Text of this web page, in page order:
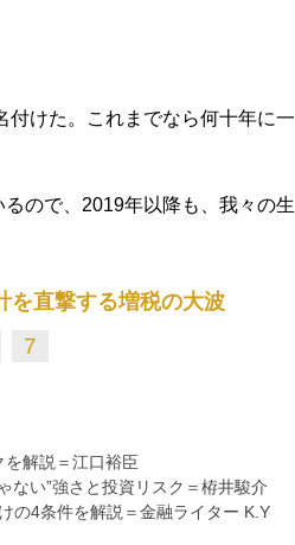
付けた。これまでなら何十年に一
ので、2019年以降も、我々の生
を直撃する増税の大波
7
解説＝江口裕臣
ない”強さと投資リスク＝栫井駿介
の4条件を解説＝金融ライター K.Y